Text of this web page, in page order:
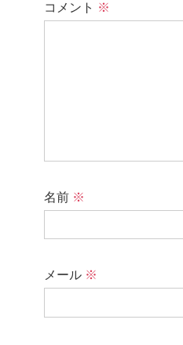
コメント ※
名前 ※
メール ※